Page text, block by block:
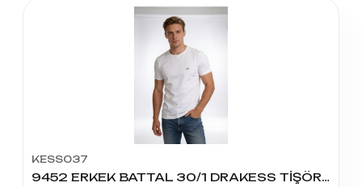
KESS037
9452 ERKEK BATTAL 30/1 DRAKESS TİŞÖRT